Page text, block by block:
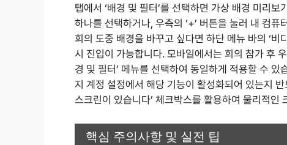
탭에서 ‘배경 및 필터’를 선택하면 가상 배경 미리
하나를 선택하거나, 우측의 ‘+’ 버튼을 눌러 내 컴
회의 도중 배경을 바꾸고 싶다면 하단 메뉴 바의 ‘비
시 진입이 가능합니다. 모바일에서는 회의 참가 후 우
경 및 필터’ 메뉴를 선택하여 동일하게 적용할 수
지 계정 설정에서 해당 기능이 활성화되어 있는지
스크린이 있습니다’ 체크박스를 활용하여 물리적인
핵심 주의사항 및 실전 팁